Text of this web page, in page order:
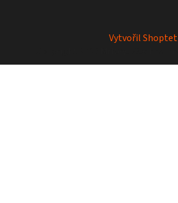
Vytvořil Shoptet